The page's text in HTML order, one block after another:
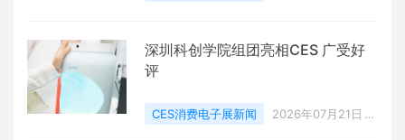
深圳科创学院组团亮相CES 广受好
评
CES消费电子展新闻
2026年07月21日